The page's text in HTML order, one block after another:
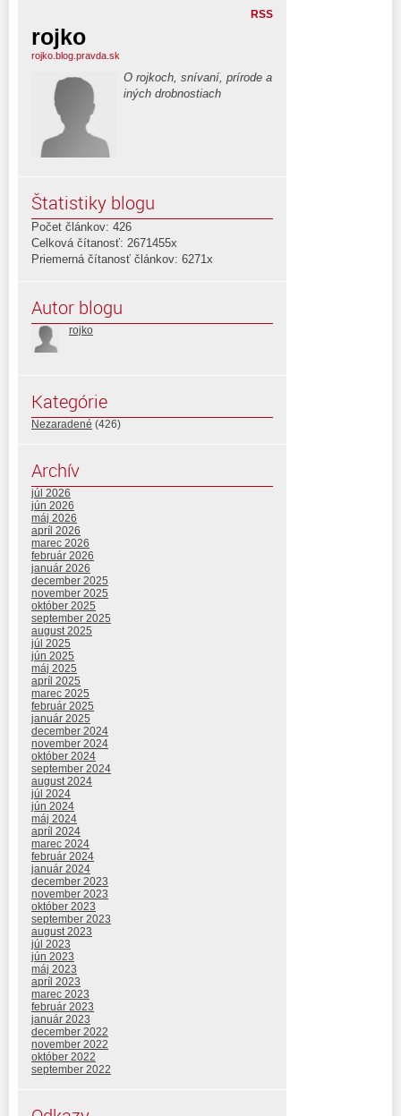
RSS
rojko
rojko.blog.pravda.sk
O rojkoch, snívaní, prírode a
iných drobnostiach
Štatistiky blogu
Počet článkov: 426
Celková čítanosť: 2671455x
Priemerná čítanosť článkov: 6271x
Autor blogu
rojko
Kategórie
Nezaradené (426)
Archív
júl 2026
jún 2026
máj 2026
apríl 2026
marec 2026
február 2026
január 2026
december 2025
november 2025
október 2025
september 2025
august 2025
júl 2025
jún 2025
máj 2025
apríl 2025
marec 2025
február 2025
január 2025
december 2024
november 2024
október 2024
september 2024
august 2024
júl 2024
jún 2024
máj 2024
apríl 2024
marec 2024
február 2024
január 2024
december 2023
november 2023
október 2023
september 2023
august 2023
júl 2023
jún 2023
máj 2023
apríl 2023
marec 2023
február 2023
január 2023
december 2022
november 2022
október 2022
september 2022